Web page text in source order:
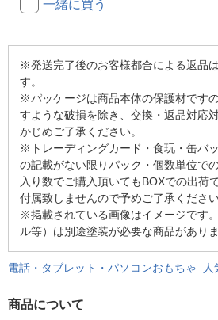
一緒に買う
※発送完了後のお客様都合による返品
す。
※パッケージは商品本体の保護材です
すような破損を除き、交換・返品対応
かじめご了承ください。
※トレーディングカード・食玩・缶バ
の記載がない限りパック・個数単位で
入り数でご購入頂いてもBOXでの出荷
付属致しませんので予めご了承ください
※掲載されている画像はイメージです
ル等）は別途塗装が必要な商品がありま
電話・タブレット・パソコンおもちゃ 人
商品について